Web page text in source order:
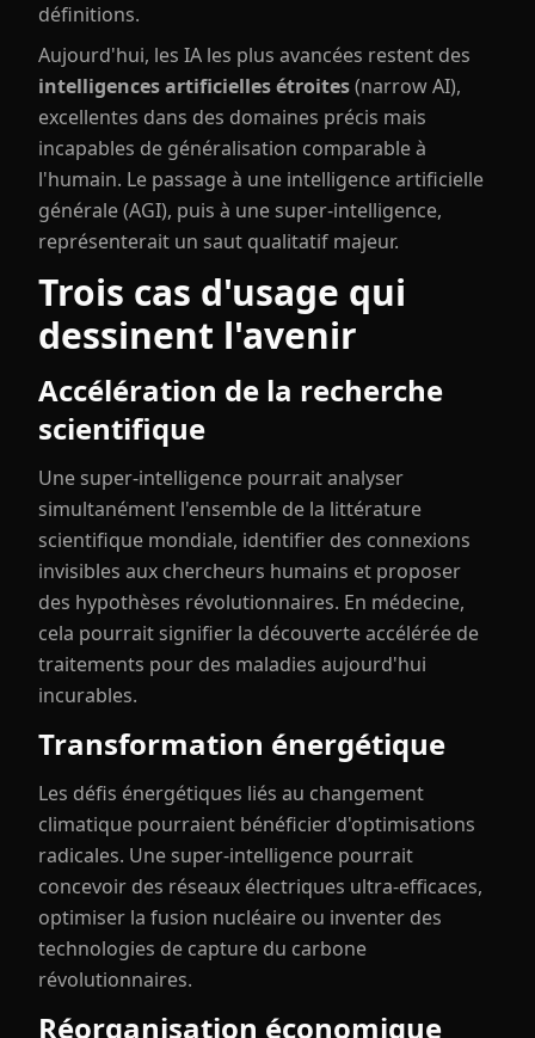
définitions.
Aujourd'hui, les IA les plus avancées restent des
intelligences artificielles étroites(narrow AI),
excellentes dans des domaines précis mais
incapables de généralisation comparable à
l'humain. Le passage à une intelligence artificielle
générale (AGI), puis à une super-intelligence,
représenterait un saut qualitatif majeur.
Trois cas d'usage qui
dessinent l'avenir
Accélération de la recherche
scientifique
Une super-intelligence pourrait analyser
simultanément l'ensemble de la littérature
scientifique mondiale, identifier des connexions
invisibles aux chercheurs humains et proposer
des hypothèses révolutionnaires. En médecine,
cela pourrait signifier la découverte accélérée de
traitements pour des maladies aujourd'hui
incurables.
Transformation énergétique
Les défis énergétiques liés au changement
climatique pourraient bénéficier d'optimisations
radicales. Une super-intelligence pourrait
concevoir des réseaux électriques ultra-efficaces,
optimiser la fusion nucléaire ou inventer des
technologies de capture du carbone
révolutionnaires.
Réorganisation économique